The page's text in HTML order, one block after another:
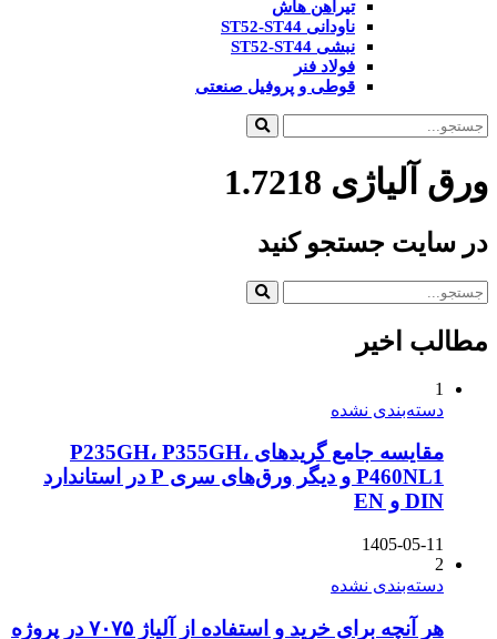
تیرآهن هاش
ناودانی ST52-ST44
نبشی ST52-ST44
فولاد فنر
قوطی و پروفیل صنعتی
ورق آلیاژی 1.7218
در سایت جستجو کنید
مطالب اخیر
1
دسته‌بندی نشده
مقایسه جامع گریدهای P235GH، P355GH،
P460NL1 و دیگر ورق‌های سری P در استاندارد
DIN و EN
1405-05-11
2
دسته‌بندی نشده
هر آنچه برای خرید و استفاده از آلیاژ ۷۰۷۵ در پروژه